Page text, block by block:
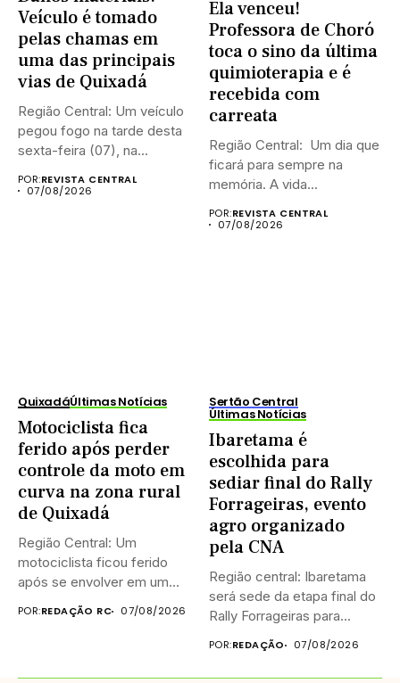
Veículo é tomado
pelas chamas em
uma das principais
vias de Quixadá
Região Central: Um veículo
pegou fogo na tarde desta
sexta-feira (07), na...
POR:REVISTA CENTRAL
07/08/2026
Ela venceu!
Professora de Choró
toca o sino da última
quimioterapia e é
recebida com
carreata
Região Central: Um dia que
ficará para sempre na
memória. A vida...
POR:REVISTA CENTRAL
07/08/2026
QuixadáÚltimas Notícias
Motociclista fica
ferido após perder
controle da moto em
curva na zona rural
de Quixadá
Região Central: Um
motociclista ficou ferido
após se envolver em um
acidente...
POR:REDAÇÃO RC 07/08/2026
Sertão Central
Últimas Notícias
Ibaretama é
escolhida para
sediar final do Rally
Forrageiras, evento
agro organizado
pela CNA
Região central: Ibaretama
será sede da etapa final do
Rally Forrageiras para...
POR:REDAÇÃO 07/08/2026